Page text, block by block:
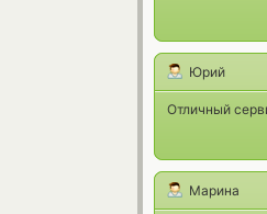
Юрий
Отличный
Марина